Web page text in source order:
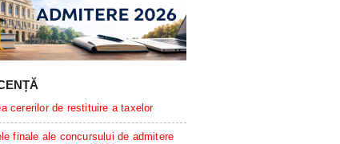
cererilor de restituire a taxelor
finale ale concursului de admitere